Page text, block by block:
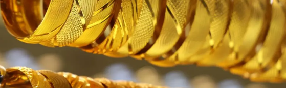
Isparta
Mersin
İstanbul
İzmir